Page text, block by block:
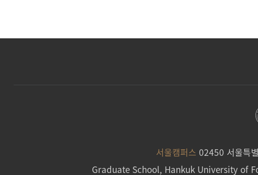
서울캠퍼스 02450 서울특
Graduate School, Hankuk University of